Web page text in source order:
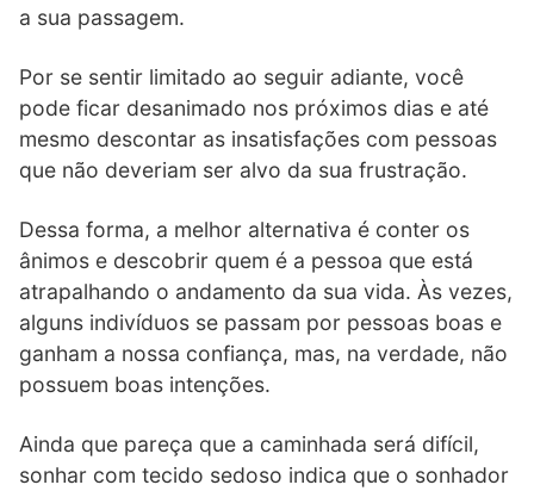
a sua passagem.
Por se sentir limitado ao seguir adiante, você
pode ficar desanimado nos próximos dias e até
mesmo descontar as insatisfações com pessoas
que não deveriam ser alvo da sua frustração.
Dessa forma, a melhor alternativa é conter os
ânimos e descobrir quem é a pessoa que está
atrapalhando o andamento da sua vida. Às vezes,
alguns indivíduos se passam por pessoas boas e
ganham a nossa confiança, mas, na verdade, não
possuem boas intenções.
Ainda que pareça que a caminhada será difícil,
sonhar com tecido sedoso indica que o sonhador